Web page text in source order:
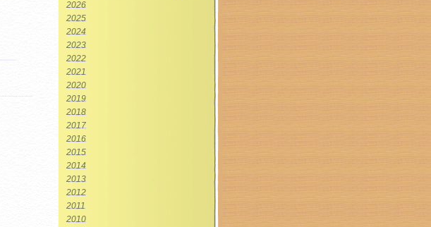
2026
2025
2024
2023
2022
2021
2020
2019
2018
2017
2016
2015
2014
2013
2012
2011
2010